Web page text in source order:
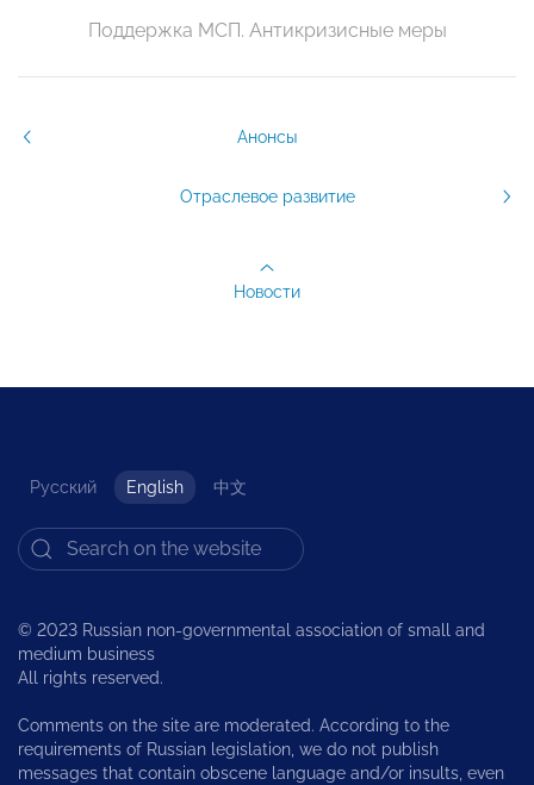
Поддержка МСП. Антикризисные меры
Анонсы
Отраслевое развитие
Новости
Русский English 中文
© 2023 Russian non-governmental association of small and
medium business
All rights reserved.
Comments on the site are moderated. According to the
requirements of Russian legislation, we do not publish
messages that contain obscene language and/or insults, even